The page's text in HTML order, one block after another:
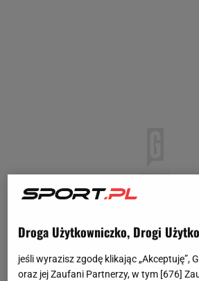
Droga Użytkowniczko, Drogi
jeśli wyrazisz zgodę klikając „Akceptuję”,
oraz jej Zaufani Partnerzy, w tym [676]